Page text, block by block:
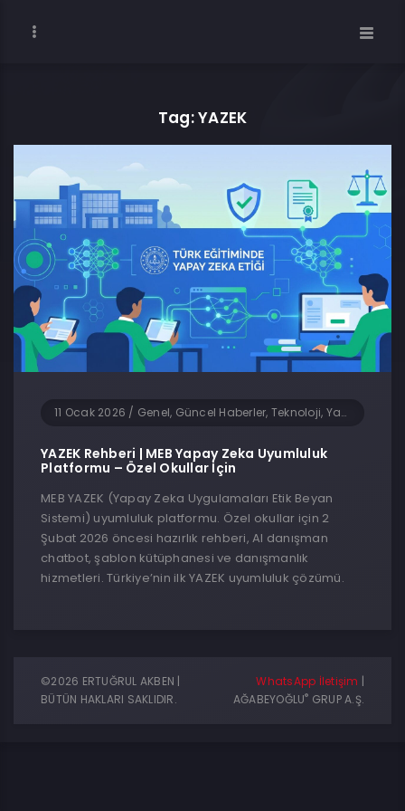
Tag: YAZEK
11 Ocak 2026 / Genel, Güncel Haberler, Teknoloji, Yapay Zeka
YAZEK Rehberi | MEB Yapay Zeka Uyumluluk
Platformu – Özel Okullar İçin
MEB YAZEK (Yapay Zeka Uygulamaları Etik Beyan
Sistemi) uyumluluk platformu. Özel okullar için 2
Şubat 2026 öncesi hazırlık rehberi, AI danışman
chatbot, şablon kütüphanesi ve danışmanlık
hizmetleri. Türkiye’nin ilk YAZEK uyumluluk çözümü.
©2026 ERTUĞRUL AKBEN |
BÜTÜN HAKLARI SAKLIDIR.
WhatsApp İletişim |
AĞABEYOĞLU® GRUP A.Ş.